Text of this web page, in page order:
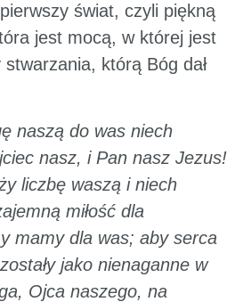
świat, czyli piękną
jest mocą, w której jest
którą Bóg dał
naszą do was niech
nasz, i Pan nasz Jezus!
liczbę waszą i niech
miłość dla
mamy dla was; aby serca
jako nienaganne w
Ojca naszego, na